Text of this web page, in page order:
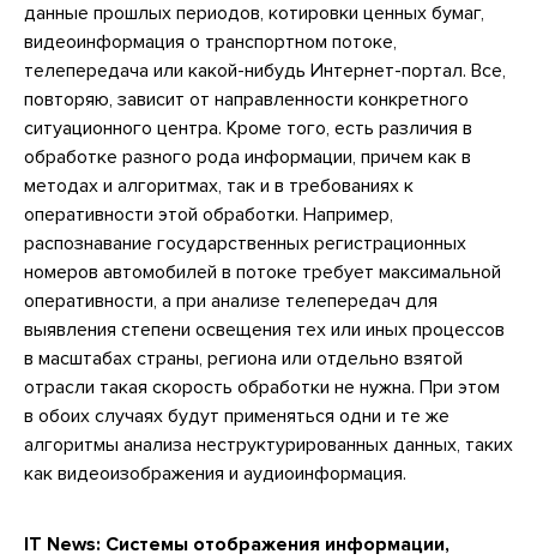
данные прошлых периодов, котировки ценных бумаг,
видеоинформация о транспортном потоке,
телепередача или какой-нибудь Интернет-портал. Все,
повторяю, зависит от направленности конкретного
ситуационного центра. Кроме того, есть различия в
обработке разного рода информации, причем как в
методах и алгоритмах, так и в требованиях к
оперативности этой обработки. Например,
распознавание государственных регистрационных
номеров автомобилей в потоке требует максимальной
оперативности, а при анализе телепередач для
выявления степени освещения тех или иных процессов
в масштабах страны, региона или отдельно взятой
отрасли такая скорость обработки не нужна. При этом
в обоих случаях будут применяться одни и те же
алгоритмы анализа неструктурированных данных, таких
как видеоизображения и аудиоинформация.
IT News: Системы отображения информации,